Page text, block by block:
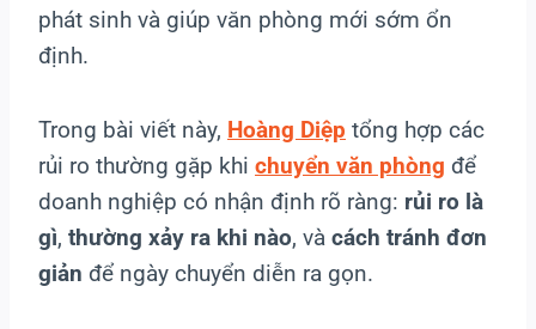
phát sinh và giúp văn phòng mới sớm ổn
định.
Trong bài viết này, Hoàng Diệp tổng hợp các
rủi ro thường gặp khi chuyển văn phòng để
doanh nghiệp có nhận định rõ ràng: rủi ro là
gì, thường xảy ra khi nào, và cách tránh đơn
giản để ngày chuyển diễn ra gọn.